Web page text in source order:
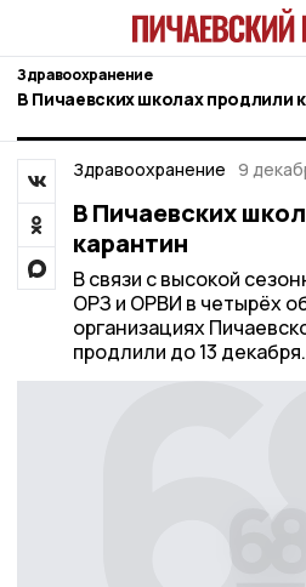
Здравоохранение
В Пичаевских школах продлили
Здравоохранение 9
В Пичаевских
карантин
В связи с высокой
ОРЗ и ОРВИ в четырёх
организациях
продлили до 13 декабря.